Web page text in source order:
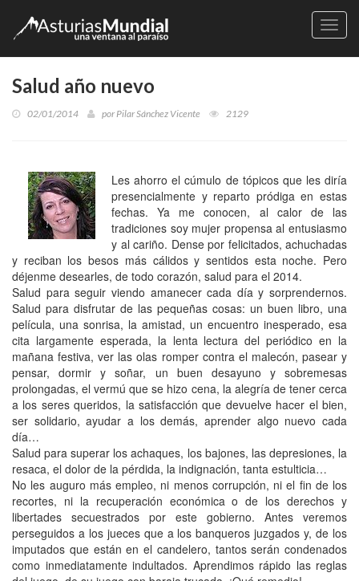
Salud año nuevo
02/01/2014 porPilar Sánchez Vicente 2129
Les ahorro el cúmulo de tópicos que les diría
presencialmente y reparto pródiga en estas
fechas. Ya me conocen, al calor de las
tradiciones soy mujer propensa al entusiasmo
y al cariño. Dense por felicitados, achuchadas
y reciban los besos más cálidos y sentidos esta noche. Pero
déjenme desearles, de todo corazón, salud para el 2014.
Salud para seguir viendo amanecer cada día y sorprendernos.
Salud para disfrutar de las pequeñas cosas: un buen libro, una
película, una sonrisa, la amistad, un encuentro inesperado, esa
cita largamente esperada, la lenta lectura del periódico en la
mañana festiva, ver las olas romper contra el malecón, pasear y
pensar, dormir y soñar, un buen desayuno y sobremesas
prolongadas, el vermú que se hizo cena, la alegría de tener cerca
a los seres queridos, la satisfacción que devuelve hacer el bien,
ser solidario, ayudar a los demás, aprender algo nuevo cada
día…
Salud para superar los achaques, los bajones, las depresiones, la
resaca, el dolor de la pérdida, la indignación, tanta estulticia…
No les auguro más empleo, ni menos corrupción, ni el fin de los
recortes, ni la recuperación económica o de los derechos y
libertades secuestrados por este gobierno. Antes veremos
perseguidos a los jueces que a los banqueros juzgados y, de los
imputados que están en el candelero, tantos serán condenados
como inmediatamente indultados. Aprendimos rápido las reglas